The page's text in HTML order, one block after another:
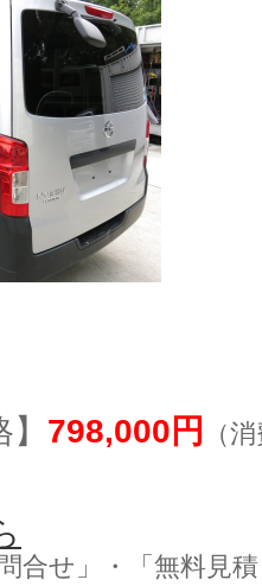
798,000円 （
合せ」・「無料見